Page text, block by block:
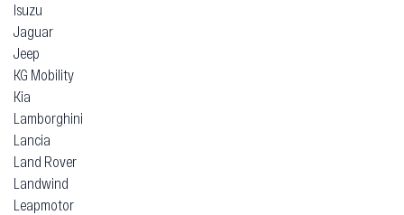
Isuzu
Jaguar
Jeep
KG Mobility
Kia
Lamborghini
Lancia
Land Rover
Landwind
Leapmotor